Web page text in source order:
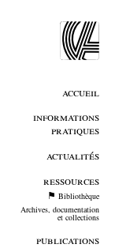
accueil
informations
pratiques
actualités
ressources
Bibliothèque
Archives, documentation
et collections
publications